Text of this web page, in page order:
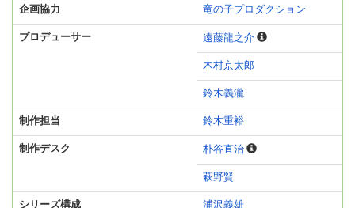
企画協力 竜の子プロダクション
プロデューサー 遠藤龍之介
木村京太郎
鈴木義瀧
制作担当 鈴木重裕
制作デスク 朴谷直治
萩野賢
シリーズ構成 浦沢義雄